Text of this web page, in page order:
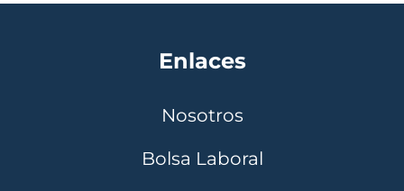
Enlaces
Nosotros
Bolsa Laboral